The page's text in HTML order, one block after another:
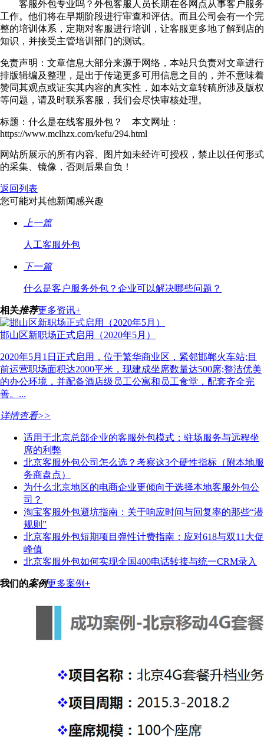
客服外包专业吗？外包客服人员长期在各网点从事客户服务
工作。他们将在早期阶段进行审查和评估。而且公司会有一个完
整的培训体系，定期对客服进行培训，让客服更多地了解到店的
知识，并接受主管培训部门的测试。
免责声明：文章信息大部分来源于网络，本站只负责对文章进行
排版辑编及整理，是出于传递更多可用信息之目的，并不意味着
赞同其观点或证实其内容的真实性，如本站文章转稿所涉及版权
等问题，请及时联系客服，我们会尽快审核处理。
标题：什么是在线客服外包？ 本文网址：
https://www.mclhzx.com/kefu/294.html
网站所展示的所有内容、图片如未经许可授权，禁止以任何形式
的采集、镜像，否则后果自负！
返回列表
您可能对其他新闻感兴趣
上一篇
人工客服外包
下一篇
什么是客户服务外包？企业可以解决哪些问题？
相关推荐更多资讯+
邯山区新职场正式启用（2020年5月）
2020年5月1日正式启用，位于繁华商业区，紧邻邯郸火车站;目
前运营职场面积达2000平米，现建成坐席数量达500席;整洁优美
的办公环境，并配备酒店级员工公寓和员工食堂，配套齐全完
善。...
详情查看>>
适用于北京总部企业的客服外包模式：驻场服务与远程坐
席的利弊
北京客服外包公司怎么选？考察这3个硬性指标（附本地服
务商盘点）
为什么北京地区的电商企业更倾向于选择本地客服外包公
司？
淘宝客服外包避坑指南：关于响应时间与回复率的那些“潜
规则”
北京客服外包短期项目弹性计费指南：应对618与双11大促
峰值
北京客服外包如何实现全国400电话转接与统一CRM录入
我们的案例更多案例+